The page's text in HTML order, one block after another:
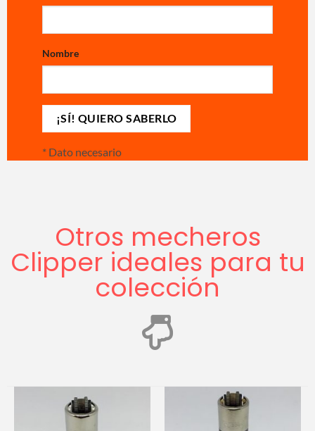
Nombre
* Dato necesario
Otros mecheros
Clipper ideales para tu
colección